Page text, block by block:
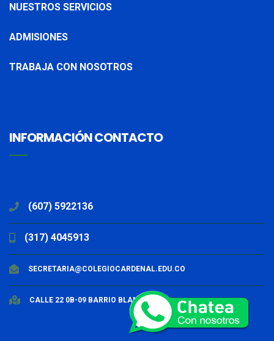
NUESTROS SERVICIOS
ADMISIONES
TRABAJA CON NOSOTROS
INFORMACIÓN CONTACTO
(607) 5922136
(317) 4045913
SECRETARIA@COLEGIOCARDENAL.EDU.CO
CALLE 22 0B-09 BARRIO BLANCO